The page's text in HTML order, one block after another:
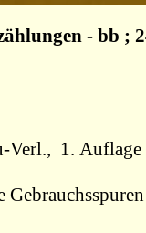
- bb ;
Verl., 1. Auflage